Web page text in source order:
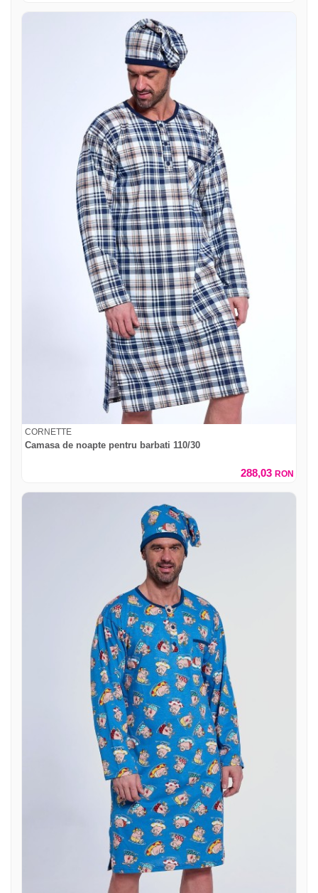
CORNETTE
Camasa de noapte pentru barbati 110/30
288,03 RON